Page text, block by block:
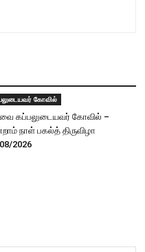
கோவில்
கப்பலுடையவர் கோவில் –
நாள் பகல்த் திருவிழா
2026